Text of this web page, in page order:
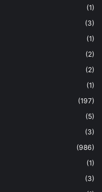
(1)
(3)
(1)
(2)
(2)
(1)
(197)
(5)
(3)
(986)
(1)
(3)